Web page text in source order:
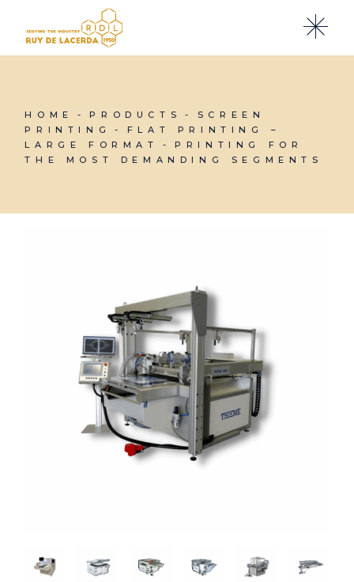
content
HOME PRODUCTS
SCREEN
PRINTING
FLAT PRINTING –
LARGE FORMAT
PRINTING FOR
THE MOST DEMANDING SEGMENTS